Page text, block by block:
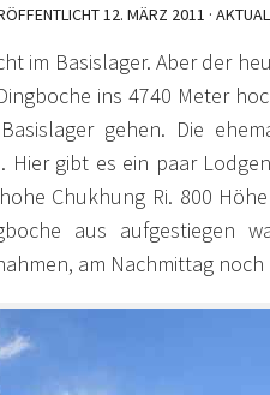
12. MÄRZ 2011 ·
im Basislager. Aber der
ins 4740 Meter
gehen. Die
Hier gibt es ein paar
Chukhung Ri. 800
aus aufgestiegen
am Nachmittag